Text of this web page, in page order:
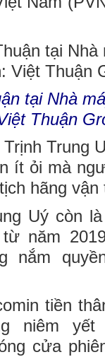
tại Nhà
Thuận
Trung
ít ỏi mà
hãng vận
Uý còn
năm
nắm
tiền
niêm
cửa